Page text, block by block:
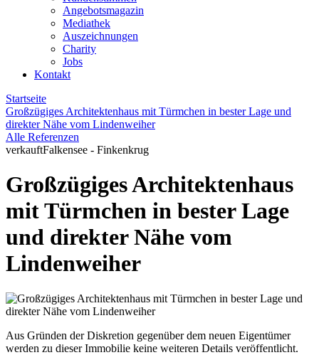
Angebotsmagazin
Mediathek
Auszeichnungen
Charity
Jobs
Kontakt
Startseite
Großzügiges Architektenhaus mit Türmchen in bester Lage und
direkter Nähe vom Lindenweiher
Alle Referenzen
verkauftFalkensee - Finkenkrug
Großzügiges Architektenhaus
mit Türmchen in bester Lage
und direkter Nähe vom
Lindenweiher
Aus Gründen der Diskretion gegenüber dem neuen Eigentümer
werden zu dieser Immobilie keine weiteren Details veröffentlicht.